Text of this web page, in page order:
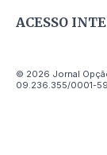
ACESSO
© 2026 Jornal
09.236.355/0001-